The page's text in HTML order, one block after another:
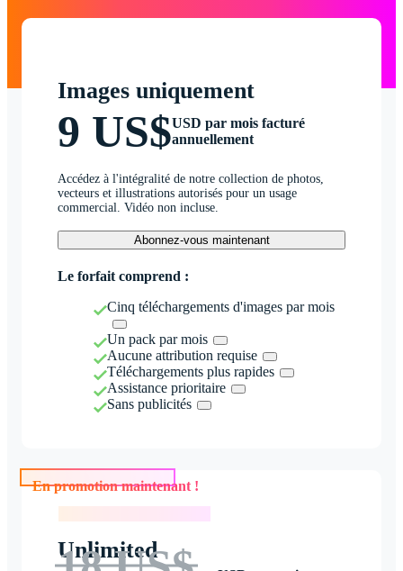
Images uniquement
9 US$USD par mois facturé
annuellement
Accédez à l'intégralité de notre collection de photos,
vecteurs et illustrations autorisés pour un usage
commercial. Vidéo non incluse.
Abonnez-vous maintenant
Le forfait comprend :
Cinq téléchargements d'images par mois
Un pack par mois
Aucune attribution requise
Téléchargements plus rapides
Assistance prioritaire
Sans publicités
En promotion maintenant !
Unlimited